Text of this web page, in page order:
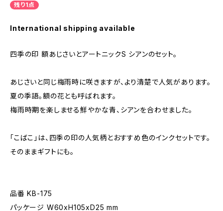
残り1点
International shipping available
四季の印 額あじさいとアートニックS シアンのセット。
あじさいと同じ梅雨時に咲きますが、より清楚で人気があります。
夏の季語。額の花とも呼ばれます。
梅雨時期を楽しませる鮮やかな青、シアンを合わせました。
「こばこ」は、四季の印の人気柄とおすすめ色のインクセットです。
そのままギフトにも。
品番 KB-175
パッケージ W60xH105xD25 mm